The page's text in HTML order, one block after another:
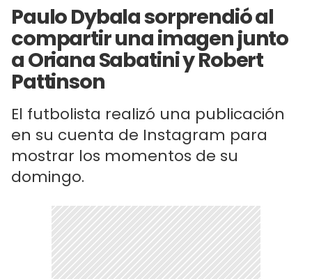
Paulo Dybala sorprendió al
compartir una imagen junto
a Oriana Sabatini y Robert
Pattinson
El futbolista realizó una publicación
en su cuenta de Instagram para
mostrar los momentos de su
domingo.